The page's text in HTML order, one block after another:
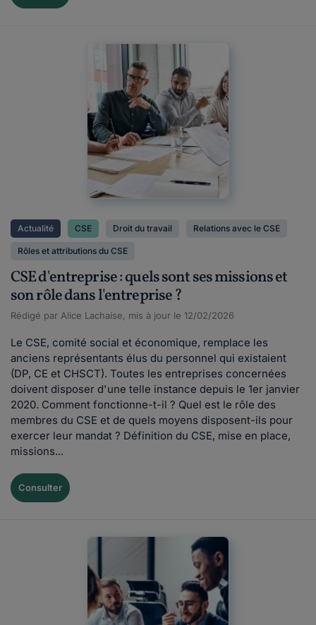
Actualité CSE Droit du travail Relations avec le CSE
Rôles et attributions du CSE
CSE d'entreprise : quels sont ses missions et
son rôle dans l'entreprise ?
Rédigé par Alice Lachaise, mis à jour le 12/02/2026
Le CSE, comité social et économique, remplace les
anciens représentants élus du personnel qui existaient
(DP, CE et CHSCT). Toutes les entreprises concernées
doivent disposer d'une telle instance depuis le 1er janvier
2020. Comment fonctionne-t-il ? Quel est le rôle des
membres du CSE et de quels moyens disposent-ils pour
exercer leur mandat ? Définition du CSE, mise en place,
missions...
Consulter